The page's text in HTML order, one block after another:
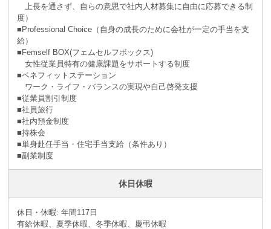
上長を通さず、自らの意思で社内人材募集に自由に応募できる制
度）
■Professional Choice（自身の成長のために会社が⼀定の手当を支
給）
■Femself BOX(フェムセルフボックス)
女性従業員特有の健康課題をサポートする制度
■ベネフィットステーション
ワーク・ライフ・バランスの実現や自己啓発支援
■従業員割引制度
■社員旅⾏
■社内預⾦制度
■持株会
■単身赴任手当・住宅手当支給（条件あり）
■副業制度
休日休暇
休日・休暇: 年間117日
有給休暇、夏季休暇、冬季休暇、慶弔休暇